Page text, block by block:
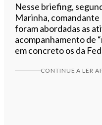
Nesse briefing,
Marinha, comandante
foram abordadas as
acompanhamento de
em concreto os da
CONTINUE A LER